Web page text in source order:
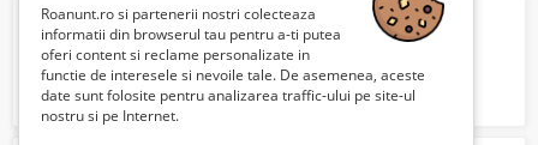
bicicleta electrica
2500 Lei
Roanunt.ro si partenerii nostri colecteaza
informatii din browserul tau pentru a-ti putea
oferi content si reclame personalizate in
functie de interesele si nevoile tale. De asemenea, aceste
date sunt folosite pentru analizarea traffic-ului pe site-ul
nostru si pe Internet.